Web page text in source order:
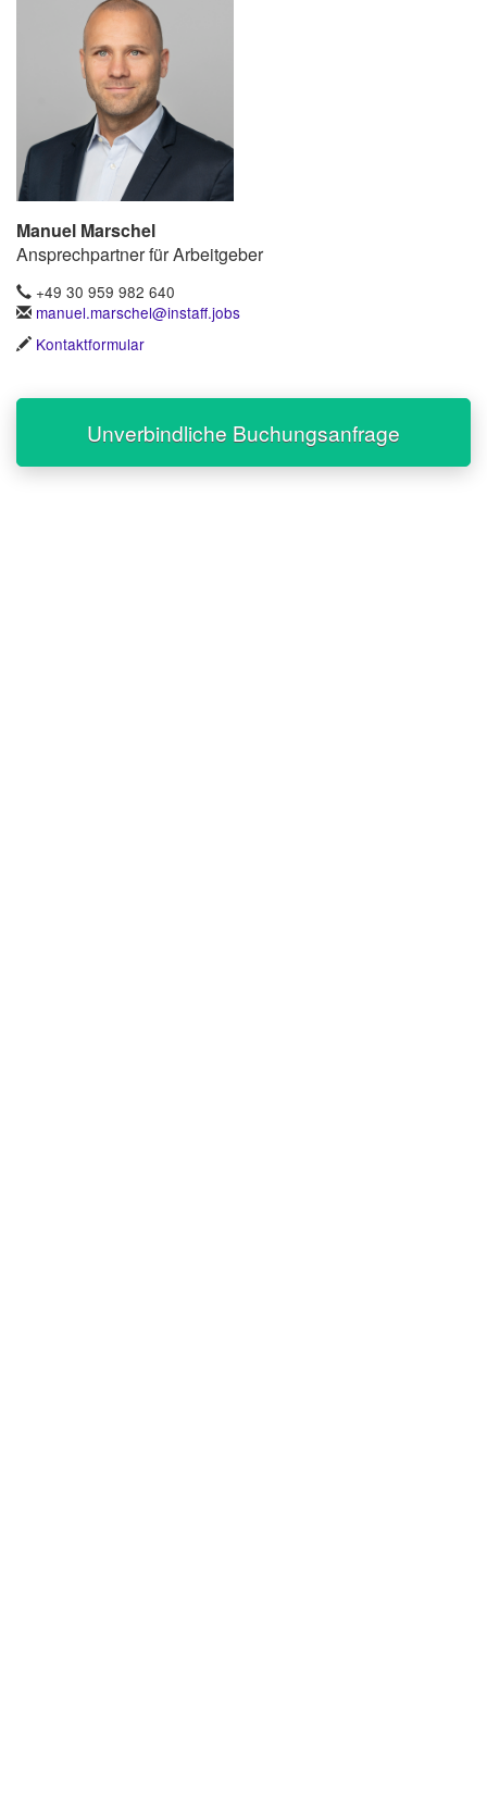
Manuel Marschel
Ansprechpartner für Arbeitgeber
+49 30 959 982 640
manuel.marschel@instaff.jobs
Kontaktformular
Unverbindliche Buchungsanfrage